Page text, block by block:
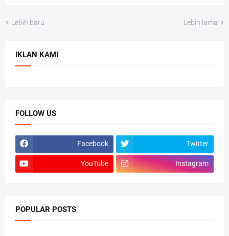
Lebih baru Lebih lama
IKLAN KAMI
FOLLOW US
Facebook Twitter
YouTube Instagram
POPULAR POSTS